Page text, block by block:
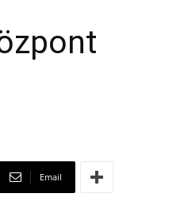
Email